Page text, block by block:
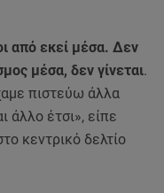
από εκεί μέσα. Δεν
μέσα, δεν γίνεται.
πιστεύω άλλα
άλλο έτσι», είπε
κεντρικό δελτίο